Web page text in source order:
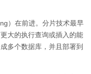
）在前进。分片技术最早
大的执行查询或插入的能
多个数据库，并且部署到